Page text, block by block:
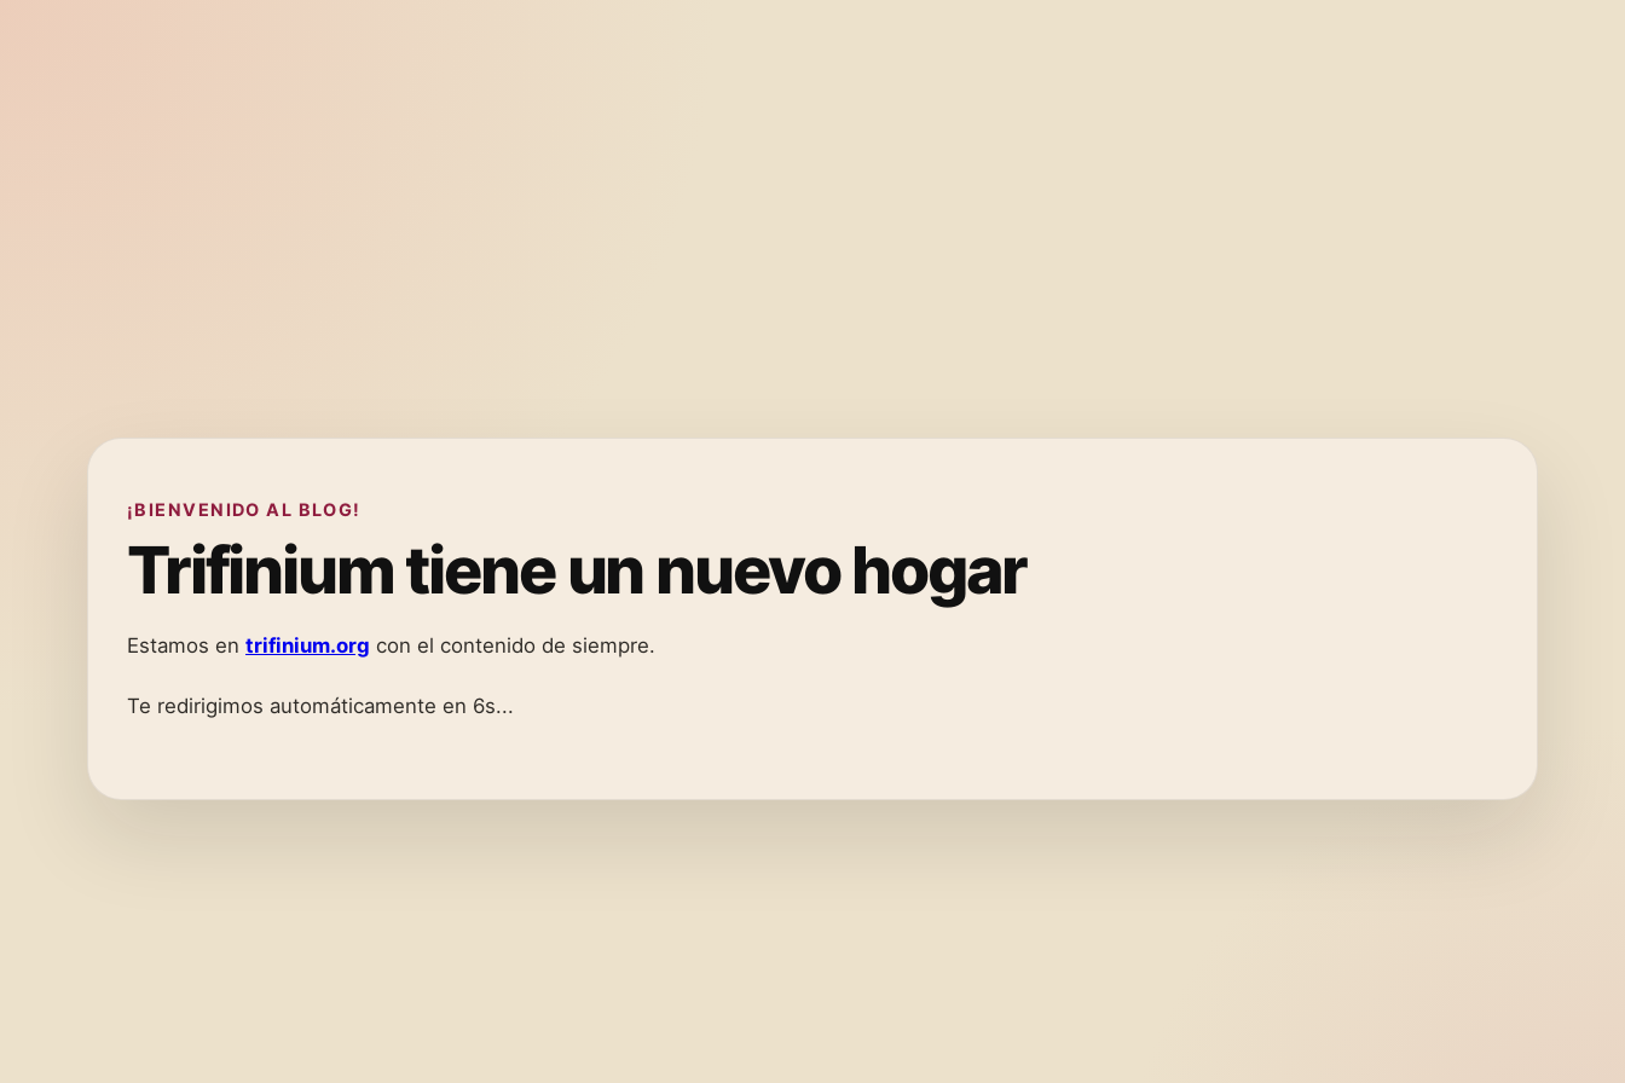
¡BIENVENIDO AL BLOG!
Trifinium tiene un nuevo hogar
Estamos en trifinium.org con el contenido de siempre.
Te redirigimos automáticamente en 6s...